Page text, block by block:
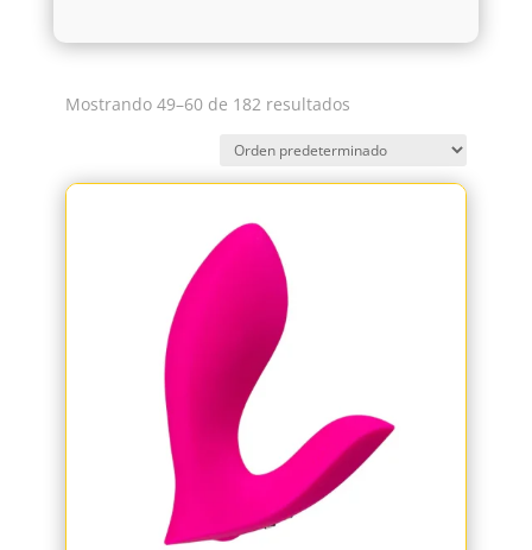
Mostrando 49–60 de 182 resultados